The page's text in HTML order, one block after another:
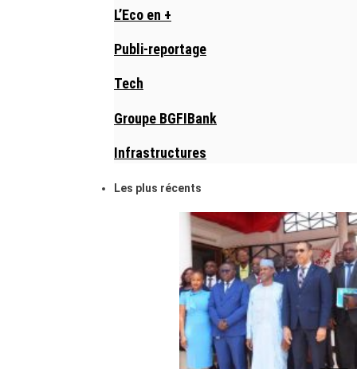
L’Eco en +
Publi-reportage
Tech
Groupe BGFIBank
Infrastructures
Les plus récents